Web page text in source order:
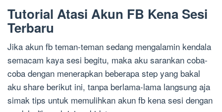
Tutorial Atasi Akun FB Kena Sesi
Terbaru
Jika akun fb teman-teman sedang mengalamin kendala
semacam kaya sesi begitu, maka aku sarankan coba-
coba dengan menerapkan beberapa step yang bakal
aku share berikut ini, tanpa berlama-lama langsung aja
simak tips untuk memulihkan akun fb kena sesi dengan